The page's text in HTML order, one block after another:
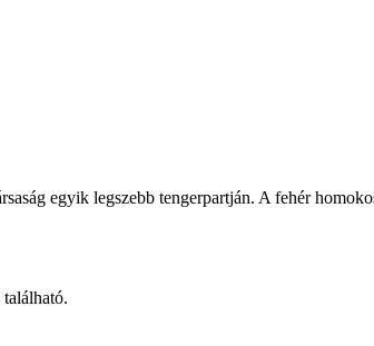
egyik legszebb tengerpartján. A fehér